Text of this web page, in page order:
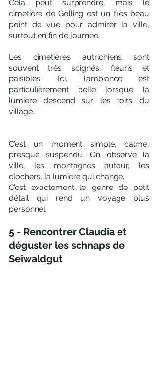
Cela peut surprendre, mais le
cimetière de Golling est un très beau
point de vue pour admirer la ville,
surtout en fin de journée.
Les cimetières autrichiens sont
souvent très soignés, fleuris et
paisibles. Ici, l’ambiance est
particulièrement belle lorsque la
lumière descend sur les toits du
village.
C’est un moment simple, calme,
presque suspendu. On observe la
ville, les montagnes autour, les
clochers, la lumière qui change.
C’est exactement le genre de petit
détail qui rend un voyage plus
personnel.
5 - Rencontrer Claudia et
déguster les schnaps de
Seiwaldgut